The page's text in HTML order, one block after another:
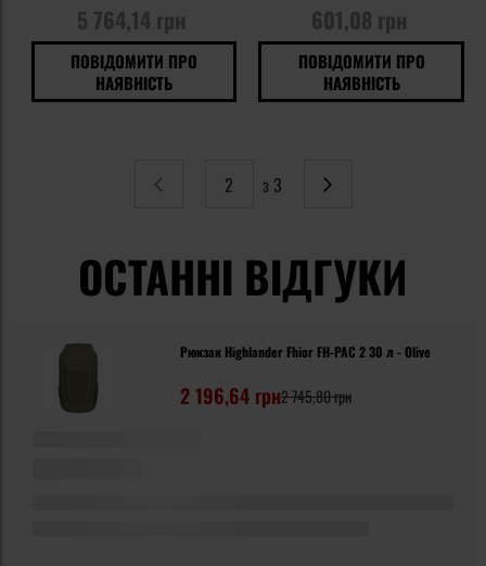
5 764,14 грн
ПОВІДОМИТИ ПРО
НАЯВНІСТЬ
601,08 грн
ПОВІДОМИТИ ПРО
НАЯВНІСТЬ
Сторінка
Попереднє
з 3
Сторінка
Наступне
ОСТАННІ ВІДГУКИ
Рюкзак Highlander Fhior FH-PAC 2 30 л - Olive
2 196,64 грн2 745,80 грн